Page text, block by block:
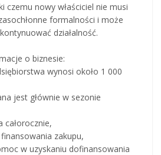
czemu nowy właściciel nie musi
formalności i może
działalność.
o biznesie:
wynosi około 1 000
jest głównie w sezonie
całorocznie,
zakupu,
w uzyskaniu dofinansowania